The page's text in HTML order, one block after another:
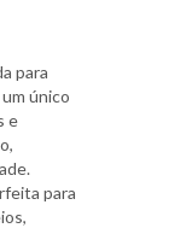
para
único
e
para